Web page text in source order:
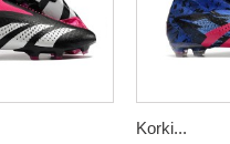
Korki...